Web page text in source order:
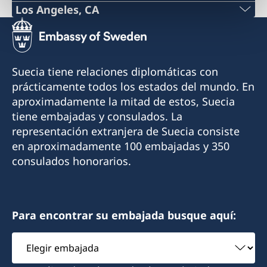
Phone:
+1 (808) 528-4777
honolulu@consulateofsweden.org
841 Bishop Street, Suite #801
Honolulu, HI 96813
USA
pm.
Visits by appointment only.
Los Angeles, CA
Phone:
+1 (424) 372-3444
Email:
losangeles@consulateofsweden.org
11766 Wilshire Boulevard, Suite #250
Los Angeles, CA 90025
lunch 12-1 pm.
Phone hours: 9:00 am-12:00 pm Monday,
Tuesday and Thursday.
Suecia tiene relaciones diplomáticas con
prácticamente todos los estados del mundo. En
aproximadamente la mitad de estos, Suecia
tiene embajadas y consulados. La
representación extranjera de Suecia consiste
en aproximadamente 100 embajadas y 350
consulados honorarios.
Para encontrar su embajada busque aquí:
Elegir
embajada